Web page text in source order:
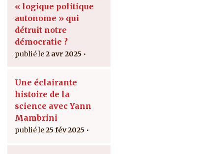
« logique politique
autonome » qui
détruit notre
démocratie ?
2 avr 2025
Une éclairante
histoire de la
science avec Yann
Mambrini
25 fév 2025